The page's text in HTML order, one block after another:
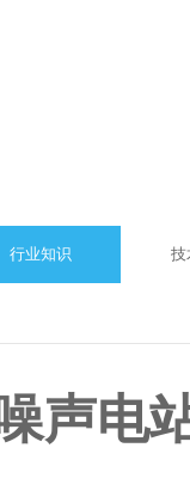
行业知识 技
声电